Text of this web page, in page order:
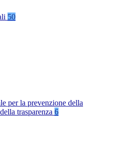
50
per la prevenzione della
trasparenza 6